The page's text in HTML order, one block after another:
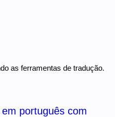
as ferramentas de tradução.
português com